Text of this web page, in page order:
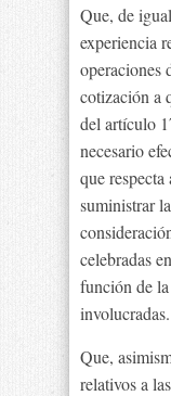
Que, de
experiencia
operaciones
cotización a
del artículo
necesario
que
suministrar
celebradas
función de la
involucradas.
Que,
relativos a